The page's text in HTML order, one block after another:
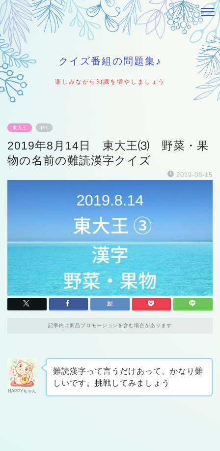
クイズ番組の問題集♪
楽しみながら知識を増やしましょう
東大王 PR
2019年8月14日 東大王⑶ 野菜・果
物の名前の難読漢字クイズ
2019-08-15
記事内に商品プロモーションを含む場合があります
HAPPYちゃん
難読漢字って言うだけあって、かなり難
しいです。挑戦してみましょう